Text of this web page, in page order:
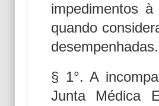
impedimentos
quando
desempenhadas.
§ 1°. A
Junta Médica